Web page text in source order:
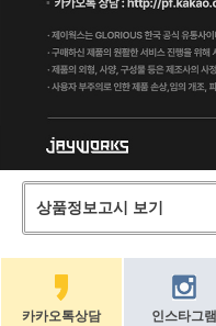
상품정보고시 보기
카카오톡상담 인스타그램